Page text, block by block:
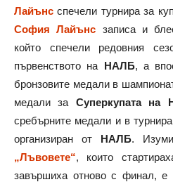
Лайънс спечели турнира за
София Лайънс записа и
който спечели редовния
първенството на НАЛБ, а
бронзовите медали в
медали за Суперкупата на
сребърните медали и в турнира
организиран от НАЛБ.
„Лъвовете“, които
завършиха отново с финал, е